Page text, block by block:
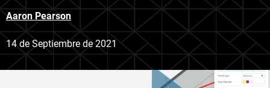
Aaron Pearson
14 de Septiembre de 2021